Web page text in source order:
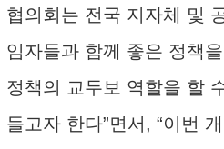
협의회는 전국 지자체 및
임자들과 함께 좋은 정책
정책의 교두보 역할을 할
들고자 한다”면서, “이번